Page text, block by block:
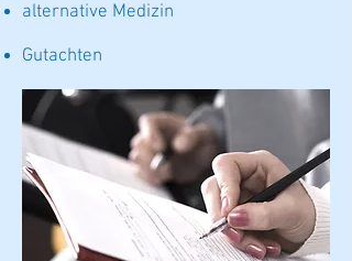
alternative Medizin
Gutachten